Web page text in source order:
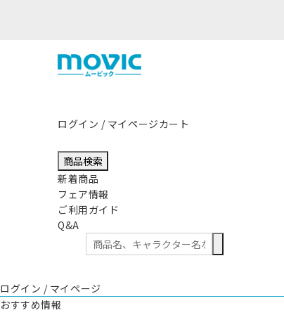
ログイン / マイページカート
商品検索
新着商品
フェア情報
ご利用ガイド
Q&A
ログイン / マイページ
おすすめ情報